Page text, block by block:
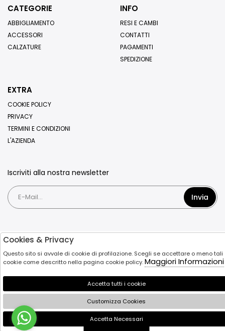
CATEGORIE
ABBIGLIAMENTO
ACCESSORI
CALZATURE
INFO
RESI E CAMBI
CONTATTI
PAGAMENTI
SPEDIZIONE
EXTRA
COOKIE POLICY
PRIVACY
TERMINI E CONDIZIONI
L'AZIENDA
Iscriviti alla nostra newsletter
Invia
🍪
Cookies & Privacy
Questo sito si avvale di cookie di profilazione. Scegli se accettare o meno tali
cookie come descritto nella pagina cookie policy.Maggiori Informazioni
Accetta tutti i cookie
Customizza Cookies
Accetta Necessari